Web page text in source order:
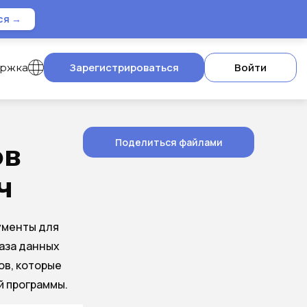
→
Зарегистрироваться Войти
Поделиться файлами
для
данных
которые
программы.